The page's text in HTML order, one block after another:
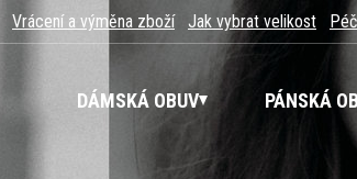
Vrácení a výměna zboží Jak vybrat velikost
DÁMSKÁ OBUV PÁNSKÁ